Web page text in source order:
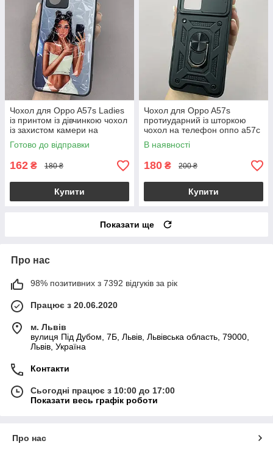
Чохол для Oppo A57s Ladies
із принтом із дівчинкою чохол
із захистом камери на
телефон оппо а57с сірий
Готово до відправки
162 ₴ 180 ₴
Купити
Чохол для Oppo A57s
протиударний із шторкою
чохол на телефон оппо а57с
чорний crt
В наявності
180 ₴ 200 ₴
Купити
Показати ще
Про нас
98% позитивних з 7392 відгуків за рік
Працює з 20.06.2020
м. Львів
вулиця Під Дубом, 7Б, Львів, Львівська область, 79000,
Львів, Україна
Контакти
Сьогодні працює з 10:00 до 17:00
Показати весь графік роботи
Про нас